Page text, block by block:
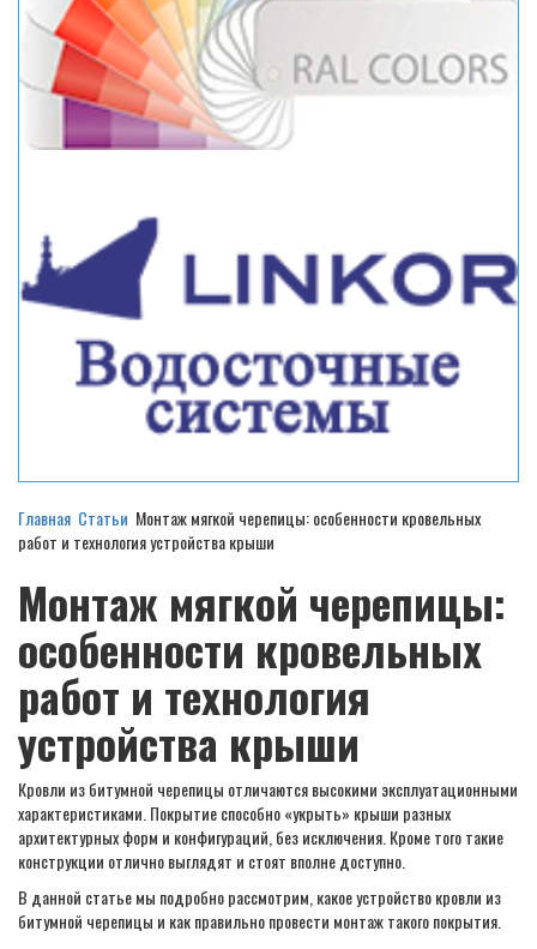
Главная Статьи Монтаж мягкой черепицы: особенности кровельных
работ и технология устройства крыши
Монтаж мягкой черепицы:
особенности кровельных
работ и технология
устройства крыши
Кровли из битумной черепицы отличаются высокими эксплуатационными
характеристиками. Покрытие способно «укрыть» крыши разных
архитектурных форм и конфигураций, без исключения. Кроме того такие
конструкции отлично выглядят и стоят вполне доступно.
В данной статье мы подробно рассмотрим, какое устройство кровли из
битумной черепицы и как правильно провести монтаж такого покрытия.